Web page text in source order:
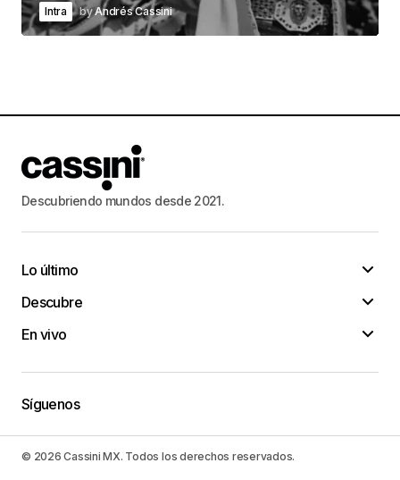
Intra byAndrés Cassini
Descubriendo mundos desde 2021.
Lo último
Descubre
En vivo
Síguenos
© 2026 Cassini MX. Todos los derechos reservados.